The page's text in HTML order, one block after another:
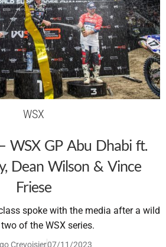
WSX
WSX GP Abu Dhabi ft.
Dean Wilson & Vince
Friese
spoke with the media after a wild
of the WSX series.
Crevoisier07/11/2023